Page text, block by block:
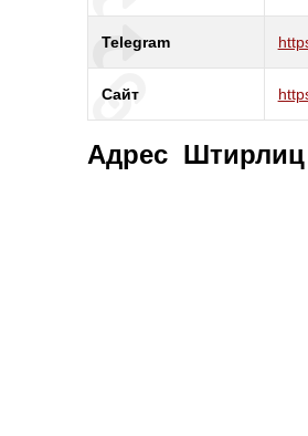
Telegram
Сайт
Адрес Штирлиц